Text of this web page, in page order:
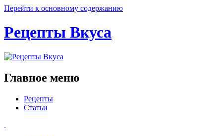
Перейти к основному содержанию
Рецепты Вкуса
Главное меню
Рецепты
Статьи